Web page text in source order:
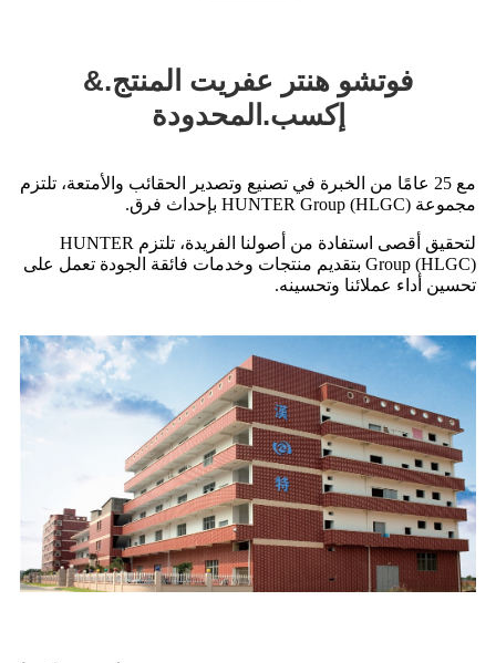
فوتشو هنتر عفريت المنتج.&
إكسب.المحدودة
مع 25 عامًا من الخبرة في تصنيع وتصدير الحقائب والأمتعة، تلتزم
مجموعة HUNTER Group (HLGC) بإحداث فرق.
لتحقيق أقصى استفادة من أصولنا الفريدة، تلتزم HUNTER
Group (HLGC) بتقديم منتجات وخدمات فائقة الجودة تعمل على
تحسين أداء عملائنا وتحسينه.